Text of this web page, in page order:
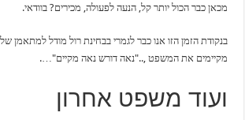
מכאן כבר הכול יותר קל, הנעה לפעולה, מכירים? בוודאי.
בנקודת הזמן הזו אנו כבר לגמרי בבחינת רול מודל למתאמן
מקיימים את המשפט ,.."נאה דורש נאה מקיים"….
ועוד משפט אחרון